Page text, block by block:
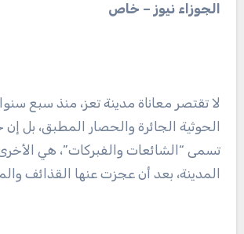
الجوزاء نيوز – خاص
لا تقتصر معاناة مدينة تعز، منذ سبع
الحوثية الجائرة والحصار المطبق، بل
تسمى “الشائعات والفبركات”، هي
المدينة، بعد أن عجزت عنها القذائف